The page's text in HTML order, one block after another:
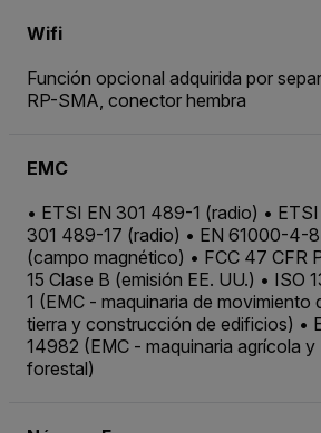
Wifi
Función opcional adquirida por
RP-SMA, conector hembra
EMC
• ETSI EN 301 489-1 (radio) • ETSI
301 489-17 (radio) • EN 61000-4-8
(campo magnético) • FCC 47 CFR
15 Clase B (emisión EE. UU.) • ISO
1 (EMC - maquinaria de movimiento
tierra y construcción de edificios) •
14982 (EMC - maquinaria agrícola y
forestal)